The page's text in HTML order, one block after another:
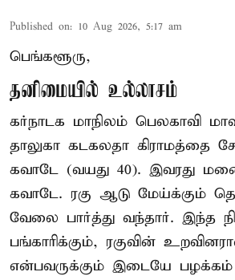
Published on: 10 Aug 2026, 5:17 am
பெங்களூரு,
தனிமையில் உல்லாசம்
கர்நாடக மாநிலம் பெலகாவி
தாலுகா கடகலதா கிராமத்தை
கவாடே (வயது 40). இவரது
கவாடே. ரகு ஆடு மேய்க்கும்
வேலை பார்த்து வந்தார். இந்த
பங்காரிக்கும், ரகுவின்
என்பவருக்கும் இடையே பழக்கம்